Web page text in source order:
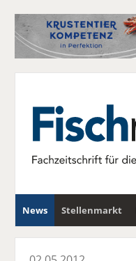
News Stellenmarkt
Fischwirtschafts-Gipfel